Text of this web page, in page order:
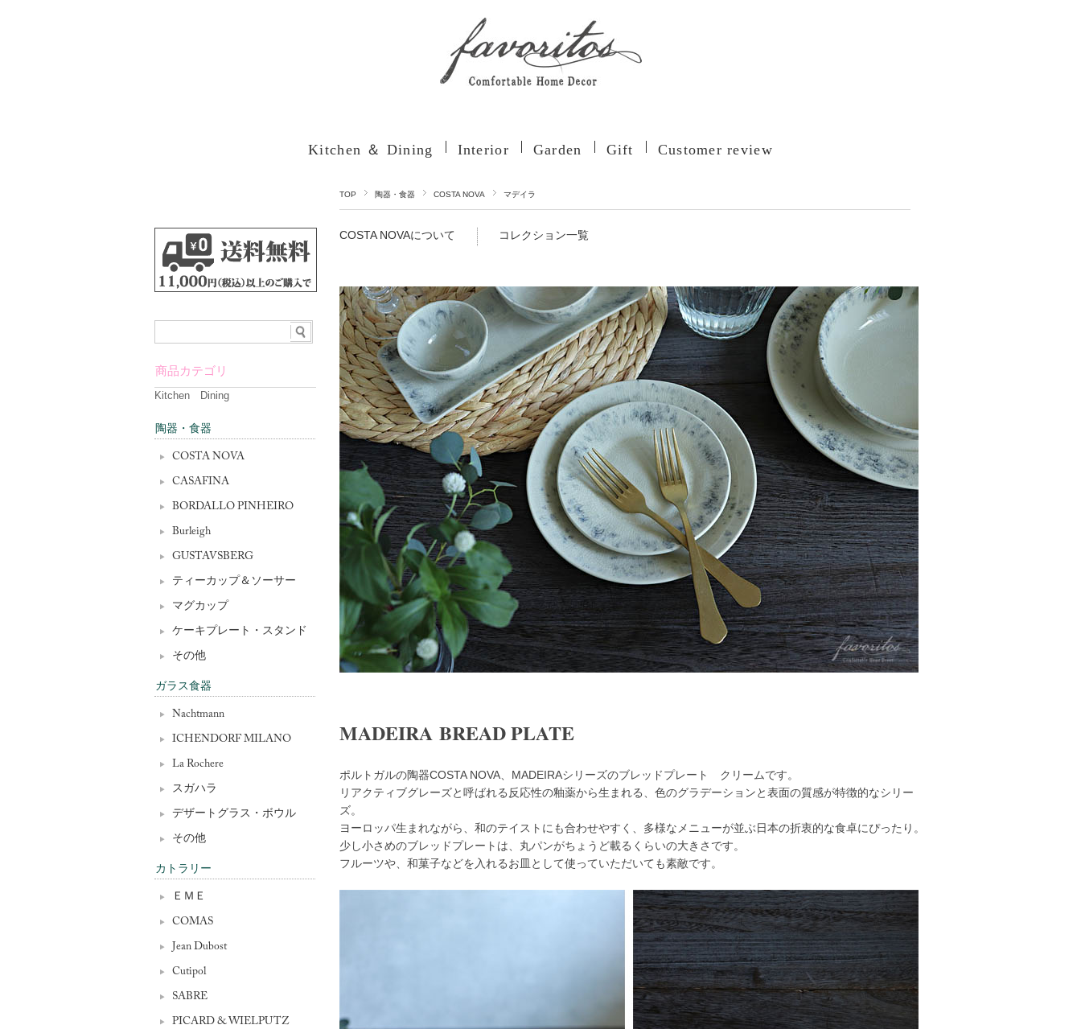
Kitchen ＆ Dining Interior Garden Gift Customer review
TOP 陶器・食器 COSTA NOVA マデイラ
COSTA NOVAについて コレクション一覧
MADEIRA BREAD PLATE
ポルトガルの陶器COSTA NOVA、MADEIRAシリーズのブレッドプレート クリームです。
リアクティブグレーズと呼ばれる反応性の釉薬から生まれる、色のグラデーションと表面の質感が特徴的なシリー
ズ。
ヨーロッパ生まれながら、和のテイストにも合わせやすく、多様なメニューが並ぶ日本の折衷的な食卓にぴったり。
少し小さめのブレッドプレートは、丸パンがちょうど載るくらいの大きさです。
フルーツや、和菓子などを入れるお皿として使っていただいても素敵です。
商品カテゴリ
Kitchen Dining
陶器・食器
COSTA NOVA
CASAFINA
BORDALLO PINHEIRO
Burleigh
GUSTAVSBERG
ティーカップ＆ソーサー
マグカップ
ケーキプレート・スタンド
その他
ガラス食器
Nachtmann
ICHENDORF MILANO
La Rochere
スガハラ
デザートグラス・ボウル
その他
カトラリー
ＥＭＥ
COMAS
Jean Dubost
Cutipol
SABRE
PICARD & WIELPUTZ